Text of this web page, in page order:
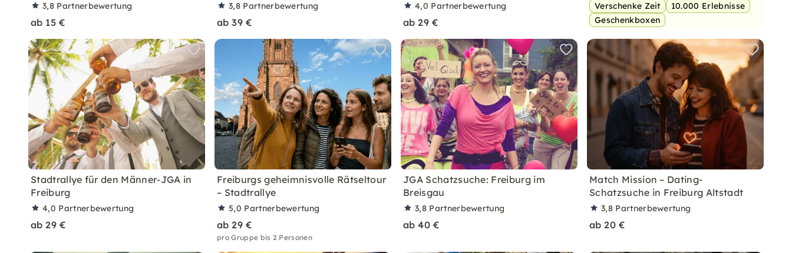
3,8 Partnerbewertung
ab 15 €
3,8 Partnerbewertung
ab 39 €
4,0 Partnerbewertung
ab 29 €
Verschenke Zeit
10.000 Erlebnisse
Geschenkboxen
Stadtrallye für den Männer-JGA in
Freiburg
4,0 Partnerbewertung
ab 29 €
Freiburgs geheimnisvolle Rätseltour
– Stadtrallye
5,0 Partnerbewertung
ab 29 €
pro Gruppe bis 2 Personen
JGA Schatzsuche: Freiburg im
Breisgau
3,8 Partnerbewertung
ab 40 €
Match Mission – Dating-
Schatzsuche in Freiburg Altstadt
3,8 Partnerbewertung
ab 20 €